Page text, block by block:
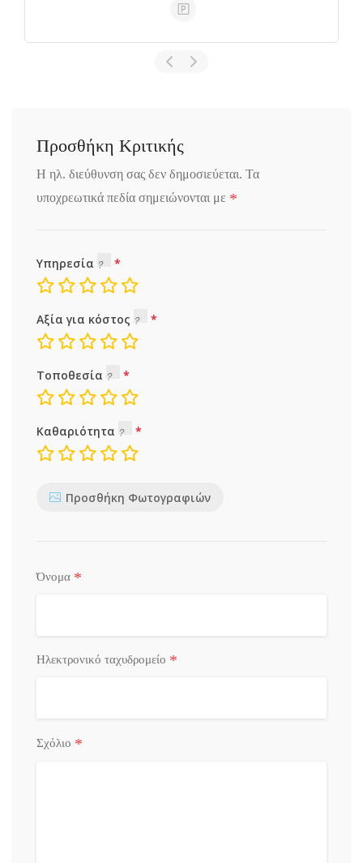
Προσθήκη Κριτικής
Η ηλ. διεύθυνση σας δεν δημοσιεύεται. Τα
υποχρεωτικά πεδία σημειώνονται με *
Υπηρεσία
Αξία για κόστος
Τοποθεσία
Καθαριότητα
Προσθήκη Φωτογραφιών
Όνομα *
Ηλεκτρονικό ταχυδρομείο *
Σχόλιο *